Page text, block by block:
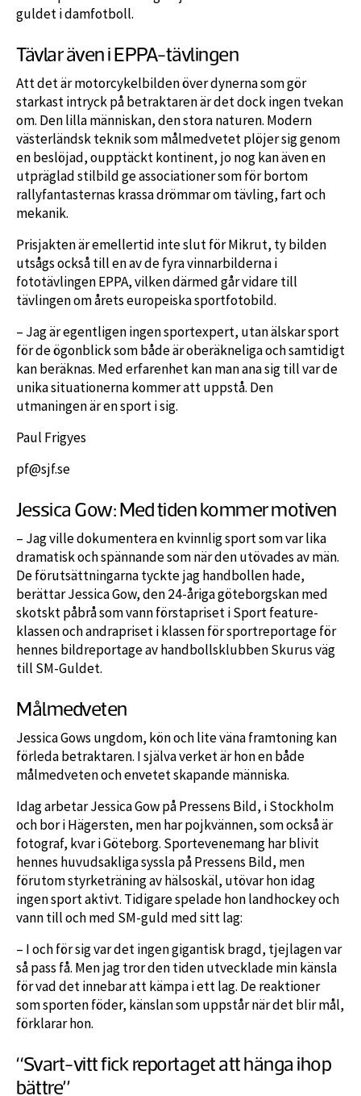
guldet i damfotboll.
Tävlar även i EPPA-tävlingen
Att det är motorcykelbilden över dynerna som gör
starkast intryck på betraktaren är det dock ingen tvekan
om. Den lilla människan, den stora naturen. Modern
västerländsk teknik som målmedvetet plöjer sig genom
en beslöjad, oupptäckt kontinent, jo nog kan även en
utpräglad stilbild ge associationer som för bortom
rallyfantasternas krassa drömmar om tävling, fart och
mekanik.
Prisjakten är emellertid inte slut för Mikrut, ty bilden
utsågs också till en av de fyra vinnarbilderna i
fototävlingen EPPA, vilken därmed går vidare till
tävlingen om årets europeiska sportfotobild.
– Jag är egentligen ingen sportexpert, utan älskar sport
för de ögonblick som både är oberäkneliga och samtidigt
kan beräknas. Med erfarenhet kan man ana sig till var de
unika situationerna kommer att uppstå. Den
utmaningen är en sport i sig.
Paul Frigyes
pf@sjf.se
Jessica Gow: Med tiden kommer motiven
– Jag ville dokumentera en kvinnlig sport som var lika
dramatisk och spännande som när den utövades av män.
De förutsättningarna tyckte jag handbollen hade,
berättar Jessica Gow, den 24-åriga göteborgskan med
skotskt påbrå som vann förstapriset i Sport feature-
klassen och andrapriset i klassen för sportreportage för
hennes bildreportage av handbollsklubben Skurus väg
till SM-Guldet.
Målmedveten
Jessica Gows ungdom, kön och lite väna framtoning kan
förleda betraktaren. I själva verket är hon en både
målmedveten och envetet skapande människa.
Idag arbetar Jessica Gow på Pressens Bild, i Stockholm
och bor i Hägersten, men har pojkvännen, som också är
fotograf, kvar i Göteborg. Sportevenemang har blivit
hennes huvudsakliga syssla på Pressens Bild, men
förutom styrketräning av hälsoskäl, utövar hon idag
ingen sport aktivt. Tidigare spelade hon landhockey och
vann till och med SM-guld med sitt lag:
– I och för sig var det ingen gigantisk bragd, tjejlagen var
så pass få. Men jag tror den tiden utvecklade min känsla
för vad det innebar att kämpa i ett lag. De reaktioner
som sporten föder, känslan som uppstår när det blir mål,
förklarar hon.
“Svart-vitt fick reportaget att hänga ihop
bättre”